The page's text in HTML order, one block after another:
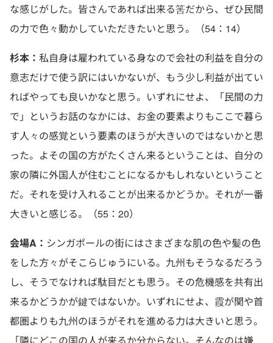
な感じがした。皆さんであれば出来る筈だから、ぜひ民間
の力で色々動かしていただきたいと思う。（54：14）
杉本： 私自身は雇われている身なので会社の利益を自分の
意志だけで使う訳にはいかないが、もう少し利益が出てい
ればやっても良いかなと思う。いずれにせよ、「民間の力
で」というお話のなかには、お金の要素よりもここで暮ら
す人々の感覚という要素のほうが大きいのではないかと思
った。よその国の方がたくさん来るということは、自分の
家の隣に外国人が住むことになるかもしれないということ
だ。それを受け入れることが出来るかどうか。それが一番
大きいと感じる。（55：20）
会場A： シンガポールの街にはさまざまな肌の色や髪の色
をした方々がそこらじゅうにいる。九州もそうなるだろう
し、そうでなければ駄目だとも思う。その危機感を共有出
来るかどうかが鍵ではないか。いずれにせよ、霞が関や首
都圏よりも九州のほうがそれを進める力は大きいと思う。